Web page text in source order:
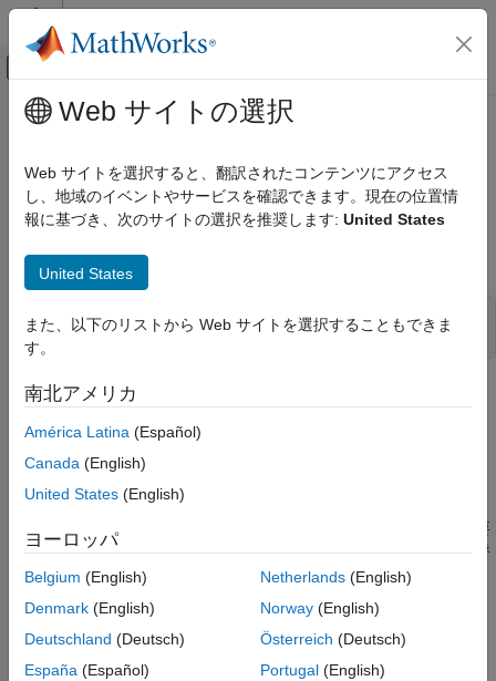
コンテンツへスキップ
オフキャンバス ナビゲーション メ
ドキュメンテーションのホーム
外部言語インターフェイス
MATLAB での C
mxSetComplexInt16s (C)
C 構文
入力引数
API バージョン
バージョン履歴
メインコンテンツ
mxSetComplexInt16s (C)
mxINT16_CLASS配列内に複素数データ要素を設定
C 構文
#include "matrix.h"
int mxSetComplexInt16s(mxArray *pa, mxComplexInt16 *dt);
説明
mxSetComplexInt16sを使用して、指定された配列内に
mxComplexInt16
* のすべての関数が、データ保持のためにヒープ領域を
割り当てます。そのため、通常は、この関数を使用して配列の要
素を初期化することはありません。その代わりに、この関数を呼
び出して既存の値を新しい値に置換します。
入力引数
すべて展開する
Web サイトの選択
Web サイトを選択すると、翻訳されたコンテンツにアクセス
し、地域のイベントやサービスを確認できます。現在の位置情
報に基づき、次のサイトの選択を推奨します: United States
United States
また、以下のリストから Web サイトを選択することもできま
す。
南北アメリカ
América Latina (Español)
Canada (English)
United States (English)
ヨーロッパ
Belgium (English)
Denmark (English)
Deutschland (Deutsch)
España (Español)
Netherlands(English)
Norway(English)
Österreich (Deutsch)
Portugal(English)